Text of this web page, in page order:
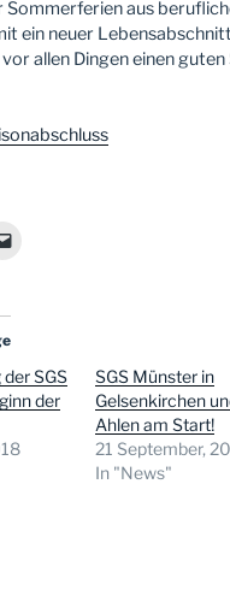
Sommerferien aus
ein neuer
allen Dingen einen
SGS
der
SGS Münster in
Gelsenkirchen
Ahlen am Start!
21 September,
In "News"